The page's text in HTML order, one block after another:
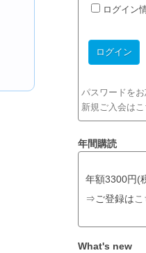
ログイン
パスワードを
新規ご入会はこ
年間購読
年額3300円(
⇒ご登録は
What's new